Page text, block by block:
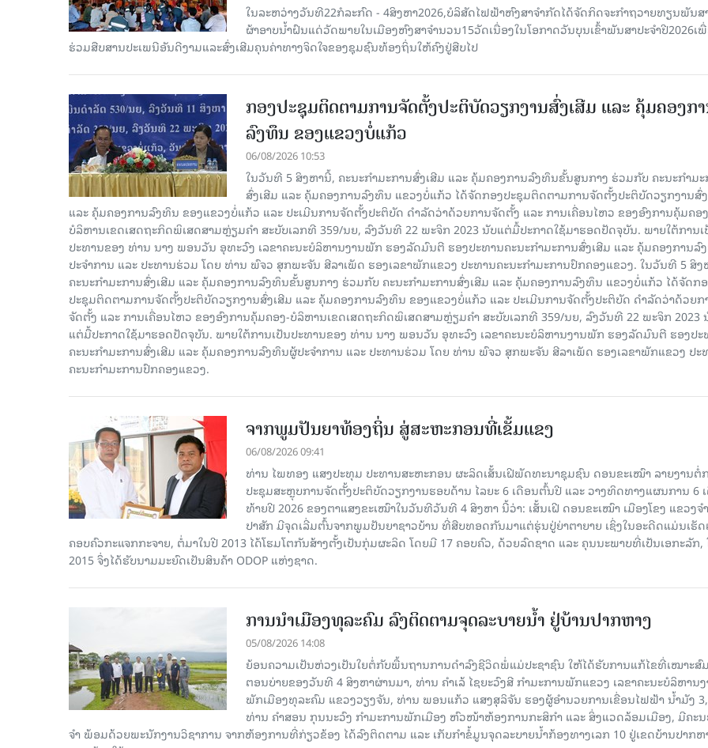
ໃນລະຫວ່າງວັນທີ22ກໍລະກົດ - 4ສິງຫາ2026,ບໍລິສັດໄຟຟ້າຫົງສາຈໍາກັດໄດ້ຈັດກິດຈະກໍາຖວາຍທຽນພັນສ
ຜ້າອາບນໍ້າຝົນແດ່ວັດພາຍໃນເມືອງຫົງສາຈໍານວນ15ວັດເນື່ອງໃນໂອກາດວັນບຸນເຂົ້າພັນສາປະຈໍາປີ2026ເ
ຮ່ວມສືບສານປະເພນີອັນດີງາມແລະສົ່ງເສີມຄຸນຄ່າທາງຈິດໃຈຂອງຊຸມຊົນທ້ອງຖິ່ນໃຫ້ຄົງຢູ່ສືບໄປ
ກອງປະຊຸມຕິດຕາມການຈັດຕັ້ງປະຕິບັດວຽກງານສົ່ງເສີມ ແລະ ຄຸ້ມຄອງກ
ລົງທຶນ ຂອງແຂວງບໍ່ແກ້ວ
06/08/2026 10:53
ໃນວັນທີ 5 ສິງຫານີ້, ຄະນະກໍາມະການສົ່ງເສີມ ແລະ ຄຸ້ມຄອງການລົງທຶນຂັ້ນສູນກາງ ຮ່ວມກັບ ຄະນະກໍາມະ
ສົ່ງເສີມ ແລະ ຄຸ້ມຄອງການລົງທຶນ ແຂວງບໍ່ແກ້ວ ໄດ້ຈັດກອງປະຊຸມຕິດຕາມການຈັດຕັ້ງປະຕິບັດວຽກງານສົ່
ແລະ ຄຸ້ມຄອງການລົງທຶນ ຂອງແຂວງບໍ່ແກ້ວ ແລະ ປະເມີນການຈັດຕັ້ງປະຕິບັດ ດຳລັດວ່າດ້ວຍການຈັດຕັ້ງ ແລະ ການເຄື່ອນໄຫວ ຂອງອົງການຄຸ້ມຄອ
ບໍລິຫານເຂດເສດຖະກິດພິເສດສາມຫຼ່ຽມຄຳ ສະບັບເລກທີ 359/ນຍ, ລົງວັນທີ 22 ພະຈິກ 2023 ນັບແຕ່ມື້ປະກາດໃຊ້ມາຮອດປັດຈຸບັນ. ພາຍໃຕ້ການເ
ປະທານຂອງ ທ່ານ ນາງ ພອນວັນ ອຸທະວົງ ເລຂາຄະນະບໍລິຫານງານພັກ ຮອງລັດມົນຕີ ຮອງປະທານຄະນະກໍາມະການສົ່ງເສີມ ແລະ ຄຸ້ມຄອງການລົ
ປະຈໍາການ ແລະ ປະທານຮ່ວມ ໂດຍ ທ່ານ ພົຈວ ສຸກພະຈັນ ສີລາເພັດ ຮອງເລຂາພັກແຂວງ ປະທານຄະນະກຳມະການປົກຄອງແຂວງ. ໃນວັນທີ 5 ສິງ
ຄະນະກໍາມະການສົ່ງເສີມ ແລະ ຄຸ້ມຄອງການລົງທຶນຂັ້ນສູນກາງ ຮ່ວມກັບ ຄະນະກໍາມະການສົ່ງເສີມ ແລະ ຄຸ້ມຄອງການລົງທຶນ ແຂວງບໍ່ແກ້ວ ໄດ້ຈັດກ
ປະຊຸມຕິດຕາມການຈັດຕັ້ງປະຕິບັດວຽກງານສົ່ງເສີມ ແລະ ຄຸ້ມຄອງການລົງທຶນ ຂອງແຂວງບໍ່ແກ້ວ ແລະ ປະເມີນການຈັດຕັ້ງປະຕິບັດ ດຳລັດວ່າດ້ວຍກ
ຈັດຕັ້ງ ແລະ ການເຄື່ອນໄຫວ ຂອງອົງການຄຸ້ມຄອງ-ບໍລິຫານເຂດເສດຖະກິດພິເສດສາມຫຼ່ຽມຄຳ ສະບັບເລກທີ 359/ນຍ, ລົງວັນທີ 22 ພະຈິກ 2023
ແຕ່ມື້ປະກາດໃຊ້ມາຮອດປັດຈຸບັນ. ພາຍໃຕ້ການເປັນປະທານຂອງ ທ່ານ ນາງ ພອນວັນ ອຸທະວົງ ເລຂາຄະນະບໍລິຫານງານພັກ ຮອງລັດມົນຕີ ຮອງປະ
ຄະນະກໍາມະການສົ່ງເສີມ ແລະ ຄຸ້ມຄອງການລົງທຶນຜູ້ປະຈໍາການ ແລະ ປະທານຮ່ວມ ໂດຍ ທ່ານ ພົຈວ ສຸກພະຈັນ ສີລາເພັດ ຮອງເລຂາພັກແຂວງ ປະ
ຄະນະກຳມະການປົກຄອງແຂວງ.
ຈາກພູມປັນຍາທ້ອງຖິ່ນ ສູ່ສະຫະກອນທີ່ເຂັ້ມແຂງ
06/08/2026 09:41
ທ່ານ ໄພທອງ ແສງປະທຸມ ປະທານສະຫະກອນ ຜະລິດເສັ້ນເຝີພັດທະນາຊຸມຊົນ ດອນຂະເໝົາ ລາຍງານຕໍ່
ປະຊຸມສະຫຼຸບການຈັດຕັ້ງປະຕິບັດວຽກງານຮອບດ້ານ ໄລຍະ 6 ເດືອນຕົ້ນປີ ແລະ ວາງທິດທາງແຜນການ 6
ທ້າຍປີ 2026 ຂອງຕາແສງຂະເໝົາໃນວັນທີວັນທີ 4 ສິງຫາ ນີ້ວ່າ: ເສັ້ນເຝີ ດອນຂະເໝົາ ເມືອງໂຂງ ແຂວງຈຳ
ປາສັກ ມີຈຸດເລີ່ມຕົ້ນຈາກພູມປັນຍາຊາວບ້ານ ທີ່ສືບທອດກັນມາແຕ່ຮຸ່ນປູ່ຍ່າຕາຍາຍ ເຊິ່ງໃນອະດີດແມ່ນເຮັ
ຄອບຄົວກະແຈກກະຈາຍ, ຕໍ່ມາໃນປີ 2013 ໄດ້ໂຮມໂຕກັນສ້າງຕັ້ງເປັນກຸ່ມຜະລິດ ໂດຍມີ 17 ຄອບຄົວ, ດ້ວຍລົດຊາດ ແລະ ຄຸນນະພາບທີ່ເປັນເອກະລັກ,
2015 ຈຶ່ງໄດ້ຮັບນາມມະຍົດເປັນສິນຄ້າ ODOP ແຫ່ງຊາດ.
ການນໍາເມືອງທຸລະຄົມ ລົງຕິດຕາມຈຸດລະບາຍນໍ້າ ຢູ່ບ້ານປາກຫາງ
05/08/2026 14:08
ຍ້ອນຄວາມເປັນຫ່ວງເປັນໃຍຕໍ່ກັບພື້ນຖານການດໍາລົງຊີວິດພໍ່ແມ່ປະຊາຊົນ ໃຫ້ໄດ້ຮັບການແກ້ໄຂທີ່ເໝາະສົ
ຕອນບ່າຍຂອງວັນທີ 4 ສິງຫາຜ່ານມາ, ທ່ານ ຄໍາເລ້ ໄຊຍະວົງສີ ກໍາມະການພັກແຂວງ ເລຂາຄະນະບໍລິຫານ
ພັກເມືອງທຸລະຄົມ ແຂວງວຽງຈັນ, ທ່ານ ພອນແກ້ວ ແສງສຸລິຈັນ ຮອງຜູ້ອໍານວຍການເຂື່ອນໄຟຟ້າ ນໍ້າມັງ 3,
ທ່ານ ຄໍາສອນ ກຸນນະວົງ ກໍາມະການພັກເມືອງ ຫົວໜ້າຫ້ອງການກະສິກໍາ ແລະ ສິ່ງແວດລ້ອມເມືອງ, ມີຄະນ
ຈໍາ ພ້ອມດ້ວຍພະນັກງານວິຊາການ ຈາກຫ້ອງການທີ່ກ່ຽວຂ້ອງ ໄດ້ລົງຕິດຕາມ ແລະ ເກັບກໍາຂໍ້ມູນຈຸດລະບາຍນໍ້າກ້ອງທາງເລກ 10 ຢູ່ເຂດບ້ານປາກຫ